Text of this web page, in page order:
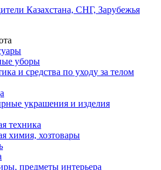
уборы
и средства по уходу за телом
украшения и изделия
техника
химия, хозтовары
предметы интерьера